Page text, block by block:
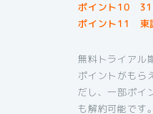
ポイント10 31
ポイント11 東
無料トライアル
ポイントがもら
だし、一部ポイ
も解約可能です